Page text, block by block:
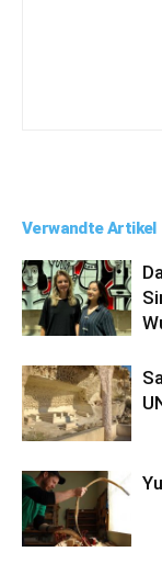
Verwandte Artikel